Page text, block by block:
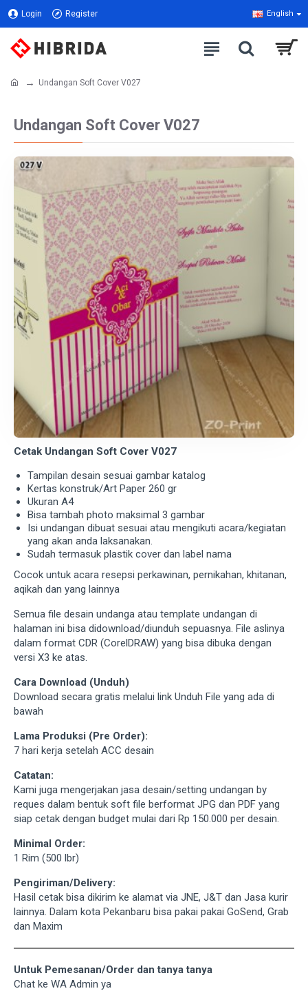
Login Register English
Undangan Soft Cover V027
Undangan Soft Cover V027
Cetak Undangan Soft Cover V027
Tampilan desain sesuai gambar katalog
Kertas konstruk/Art Paper 260 gr
Ukuran A4
Bisa tambah photo maksimal 3 gambar
Isi undangan dibuat sesuai atau mengikuti acara/kegiatan
yang akan anda laksanakan.
Sudah termasuk plastik cover dan label nama
Cocok untuk acara resepsi perkawinan, pernikahan, khitanan,
aqikah dan yang lainnya
Semua file desain undanga atau template undangan di
halaman ini bisa didownload/diunduh sepuasnya. File aslinya
dalam format CDR (CorelDRAW) yang bisa dibuka dengan
versi X3 ke atas.
Cara Download (Unduh)
Download secara gratis melalui link Unduh File yang ada di
bawah
Lama Produksi (Pre Order):
7 hari kerja setelah ACC desain
Catatan:
Kami juga mengerjakan jasa desain/setting undangan by
reques dalam bentuk soft file berformat JPG dan PDF yang
siap cetak dengan budget mulai dari Rp 150.000 per desain.
Minimal Order:
1 Rim (500 lbr)
Pengiriman/Delivery:
Hasil cetak bisa dikirim ke alamat via JNE, J&T dan Jasa kurir
lainnya. Dalam kota Pekanbaru bisa pakai pakai GoSend, Grab
dan Maxim
Untuk Pemesanan/Order dan tanya tanya
Chat ke WA Admin ya